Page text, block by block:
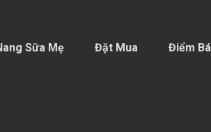
Sữa Mẹ Đặt Mua Điểm